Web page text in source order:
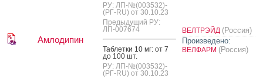
Амлодипин
РУ: ЛП-№(003532)-
(РГ-RU) от 30.10.23
Предыдущий РУ:
ЛП-007674
Таб­летки 10 мг: от 7
до 100 шт.
РУ: ЛП-№(003532)-
(РГ-RU) от 30.10.23
ВЕЛТРЭЙД (Россия)
Произведено:
ВЕЛФАРМ (Россия)